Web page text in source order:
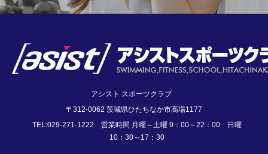
アシスト スポーツクラブ
〒312-0062 茨城県ひたちなか市高場1177
TEL:029-271-1222 営業時間 月曜～土曜 9：00～22：00 日曜
10：30～17：30